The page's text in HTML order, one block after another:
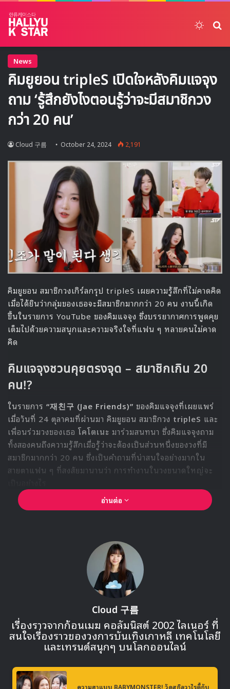
News
คิมยูยอน tripleS เปิดใจหลังคิมแจจุง
ถาม ‘รู้สึกยังไงตอนรู้ว่าจะมีสมาชิกวง
กว่า 20 คน’
Cloud 구름 October 24, 2024 2,191
คิมยูยอน สมาชิกวงเกิร์ลกรุป tripleS เผยความรู้สึกที่ไม่คาดคิด
เมื่อได้ยินว่ากลุ่มของเธอจะมีสมาชิกมากกว่า 20 คน งานนี้เกิด
ขึ้นในรายการ YouTube ของคิมแจจุง ซึ่งบรรยากาศการพูดคุย
เต็มไปด้วยความสนุกและความจริงใจที่แฟน ๆ หลายคนไม่คาด
คิด
คิมแจจุงชวนคุยตรงจุด – สมาชิกเกิน 20
คน!?
ในรายการ “재친구 (Jae Friends)” ของคิมแจจุงที่เผยแพร่
เมื่อวันที่ 24 ตุลาคมที่ผ่านมา คิมยูยอน สมาชิกวง tripleS และ
เพื่อนร่วมวงของเธอ โคโตเนะ มาร่วมสนทนา ซึ่งคิมแจจุงถาม
ทั้งสองคนถึงความรู้สึกเมื่อรู้ว่าจะต้องเป็นส่วนหนึ่งของวงที่มี
สมาชิกมากกว่า 20 คน ซึ่งเป็นคำถามที่น่าสนใจอย่างมากใน
สายตาแฟน ๆ ที่สงสัยมานานว่า การทำงานในวงขนาดใหญ่จะ
คิมยูยอนรับตรง “ไม่รู้มาก่อนว่าจะมีสมาชิก
เมื่อถูกถาม คิมยูยอนก็ไม่ลังเลที่จะตอบออกมาอย่างตรงไปตรงมา
“ฉันไม่คิดเลยว่าจะต้องอยู่ในวงที่มีสมาชิกมากขนาดนี้ ถ้ารู้แต่
แรก ฉันอาจจะไม่เซ็นสัญญาเข้าวง”คำตอบนี้สร้างเสียงหัวเราะ
และเซอร์ไพรส์ให้กับคิมแจจุง ที่ไม่คิดว่ายูยอนจะพูดออกมาอย่าง
อ่านต่อ
Cloud 구름
เรื่องราวจากก้อนเมฆ คอลัมนิสต์ 2002 ไลเนอร์ ที่
สนใจเรื่องราวของวงการบันเทิงเกาหลี เทคโนโลยี
และเทรนด์สนุกๆ บนโลกออนไลน์
ความฮาแบบ BABYMONSTER! วัดสกิลวาไรตี้กับ